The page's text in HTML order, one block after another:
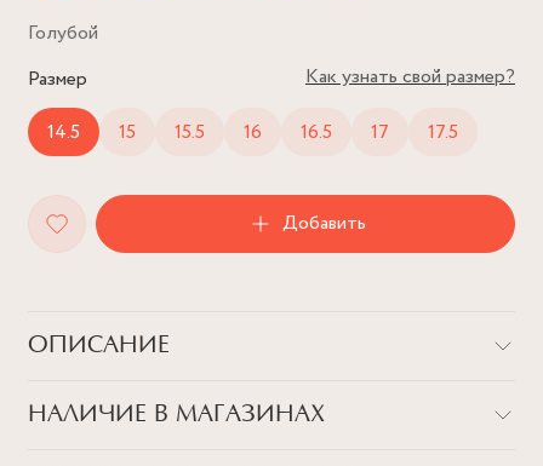
Голубой
Размер
14.5
15 15.5 16 16.5 17 17.5
Как узнать свой размер?
Добавить
ОПИСАНИЕ
выполнено в ярких цветах: голубом, розовом, белом и
НАЛИЧИЕ В МАГАЗИНАХ